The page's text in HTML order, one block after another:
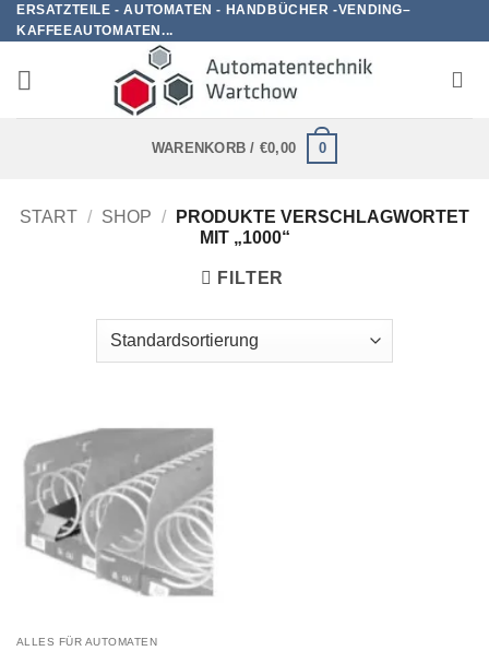
Zum
Inhalt
springen
ERSATZTEILE - AUTOMATEN - HANDBÜCHER -VENDING–
KAFFEEAUTOMATEN...
WARENKORB / €0,00 0
START / SHOP /
PRODUKTE VERSCHLAGWORTET
MIT „1000“
FILTER
ALLES FÜR AUTOMATEN